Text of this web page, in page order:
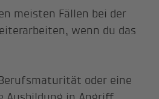
meisten Fällen bei der
wenn du das
oder eine